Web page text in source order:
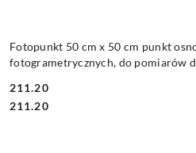
Fotopunkt 50 cm x 50 cm punkt
fotogrametrycznych, do pomiarów
Cena:
211.20
Cena:
211.20